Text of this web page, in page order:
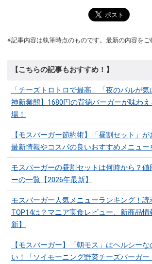
※記事内容は執筆時点のものです。最新の内容をご
【こちらの記事もおすすめ！】
「チーズトロトロで最高」「夜のバルが
神新業態】1680円の背徳バーガーが味わ
場！
【モスバーガー節約術】「昼割セット」
最新情報やコスパの良いおすすめメニュー
モスバーガーの昼割セットは何時から？値
ーの一覧【2026年最新】
モスバーガー人気メニューランキング！読
TOP14は？マニア実食レビュー、新商品
新】
【モスバーガー】「朝モス」はヘルシー
い！「ソイモーニング野菜チーズバーガ